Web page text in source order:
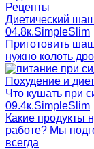
Рецепты
Диетический
04.8к.SimpleSlim
Приготовить
нужно колоть
Похудение и
Что кушать при
09.4к.SimpleSlim
Какие продукты
работе? Мы
всегда